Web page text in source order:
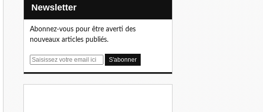
Newsletter
Abonnez-vous pour être averti des
nouveaux articles publiés.
E